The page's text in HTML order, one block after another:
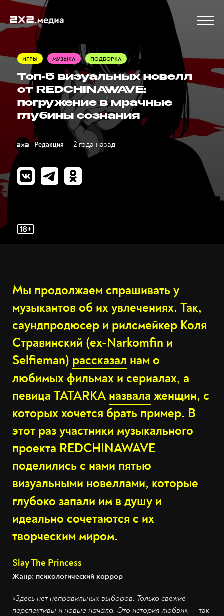
ИГРЫ МУЗЫКА ПОДБОРКА
Топ-5 визуальных новелл
от REDCHINAWAVE:
погружение в мрачные
глубины сознания
Редакция — 2 года назад
Мы продолжаем спрашивать у
музыкантов об их увлечениях. Так,
саундпродюсер и рилсмейкер Коля
Стравинский (ex-Narkomfin и
Selfieman) рассказал нам о
любимых фильмах и сериалах, а
певица TATARKA назвала женщин, с
которых хочется брать пример. В
этот раз участники музыкального
проекта REDCHINAWAVE
поделились с нами пятью
визуальными новеллами, которые
глубоко запали им в душу и
идеально сочетаются с их
творческим миром.
Slay The Princess
Жанр: психологический хоррор
«Здесь нет неправильных выборов. Только свежие
перспективы и новые начала. Это история любви», — так